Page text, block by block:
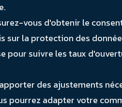
vous d'obtenir le
la protection des
pour suivre les taux
des ajustements
pourrez adapter votre